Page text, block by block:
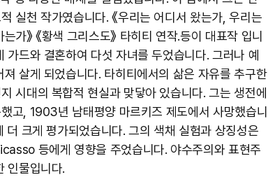
실천 작가였습니다. 《우리는 어디서 왔는가, 우리는
가》 《황색 그리스도》 타히티 연작.등이 대표작 입니
가드와 결혼하여 다섯 자녀를 두었습니다. 그러나 예
살게 되었습니다. 타히티에서의 삶은 자유를 추구한
시대의 복합적 현실과 맞닿아 있습니다. 그는 생전에
고, 1903년 남태평양 마르키즈 제도에서 사망했습니
더 크게 평가되었습니다. 그의 색채 실험과 상징성은
등에게 영향을 주었습니다. 야수주의와 표현주
인물입니다.